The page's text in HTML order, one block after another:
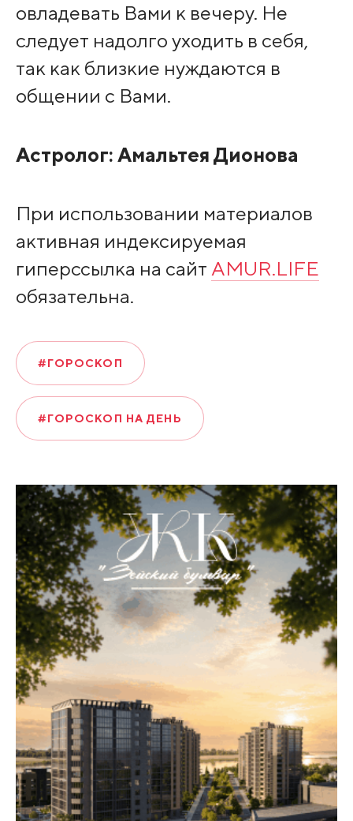
овладевать Вами к вечеру. Не
следует надолго уходить в себя,
так как близкие нуждаются в
общении с Вами.
Астролог: Амальтея Дионова
При использовании материалов
активная индексируемая
гиперссылка на сайт AMUR.LIFE
обязательна.
#ГОРОСКОП
#ГОРОСКОП НА ДЕНЬ